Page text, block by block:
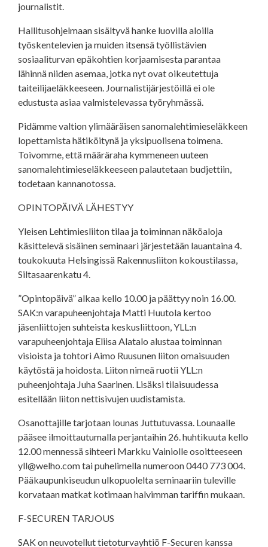
journalistit.
Hallitusohjelmaan sisältyvä hanke luovilla aloilla
työskentelevien ja muiden itsensä työllistävien
sosiaaliturvan epäkohtien korjaamisesta parantaa
lähinnä niiden asemaa, jotka nyt ovat oikeutettuja
taiteilijaeläkkeeseen. Journalistijärjestöillä ei ole
edustusta asiaa valmistelevassa työryhmässä.
Pidämme valtion ylimääräisen sanomalehtimieseläkkeen
lopettamista hätiköitynä ja yksipuolisena toimena.
Toivomme, että määräraha kymmeneen uuteen
sanomalehtimieseläkkeeseen palautetaan budjettiin,
todetaan kannanotossa.
OPINTOPÄIVÄ LÄHESTYY
Yleisen Lehtimiesliiton tilaa ja toiminnan näköaloja
käsittelevä sisäinen seminaari järjestetään lauantaina 4.
toukokuuta Helsingissä Rakennusliiton kokoustilassa,
Siltasaarenkatu 4.
”Opintopäivä” alkaa kello 10.00 ja päättyy noin 16.00.
SAK:n varapuheenjohtaja Matti Huutola kertoo
jäsenliittojen suhteista keskusliittoon, YLL:n
varapuheenjohtaja Eliisa Alatalo alustaa toiminnan
visioista ja tohtori Aimo Ruusunen liiton omaisuuden
käytöstä ja hoidosta. Liiton nimeä ruotii YLL:n
puheenjohtaja Juha Saarinen. Lisäksi tilaisuudessa
esitellään liiton nettisivujen uudistamista.
Osanottajille tarjotaan lounas Juttutuvassa. Lounaalle
pääsee ilmoittautumalla perjantaihin 26. huhtikuuta kello
12.00 mennessä sihteeri Markku Vainiolle osoitteeseen
yll@welho.com tai puhelimella numeroon 0440 773 004.
Pääkaupunkiseudun ulkopuolelta seminaariin tuleville
korvataan matkat kotimaan halvimman tariffin mukaan.
F-SECUREN TARJOUS
SAK on neuvotellut tietoturvayhtiö F-Securen kanssa